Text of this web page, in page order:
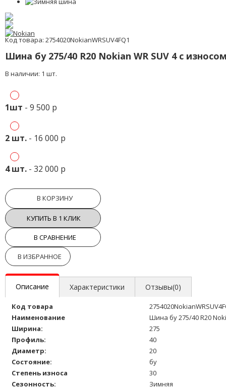
Код товара: 2754020NokianWRSUV4FQ1
Шина бу 275/40 R20 Nokian WR SUV 4 с
В наличии: 1 шт.
1шт - 9 500 р
2 шт. - 16 000 р
4 шт. - 32 000 р
В КОРЗИНУ
КУПИТЬ В 1 КЛИК
В СРАВНЕНИЕ
В ИЗБРАННОЕ
Описание Характеристики Отзывы(0)
Код товара
Наименование
Шина бу 275/40 R20
Ширина:
275
Профиль:
40
Диаметр:
20
Состояние:
бу
Степень износа
30
Сезонность:
Зимняя